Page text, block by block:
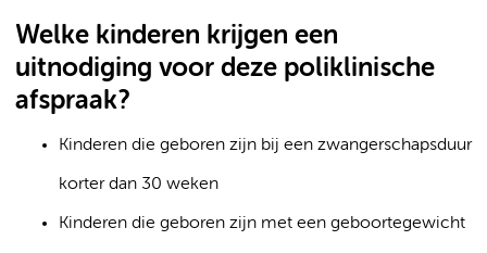
Welke kinderen krijgen een
uitnodiging voor deze poliklinische
afspraak?
Kinderen die geboren zijn bij een zwangerschapsduur
korter dan 30 weken
Kinderen die geboren zijn met een geboortegewicht